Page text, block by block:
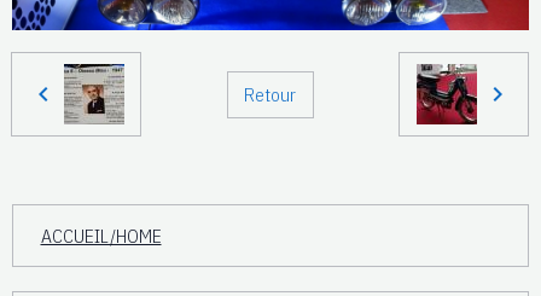
Retour
ACCUEIL/HOME